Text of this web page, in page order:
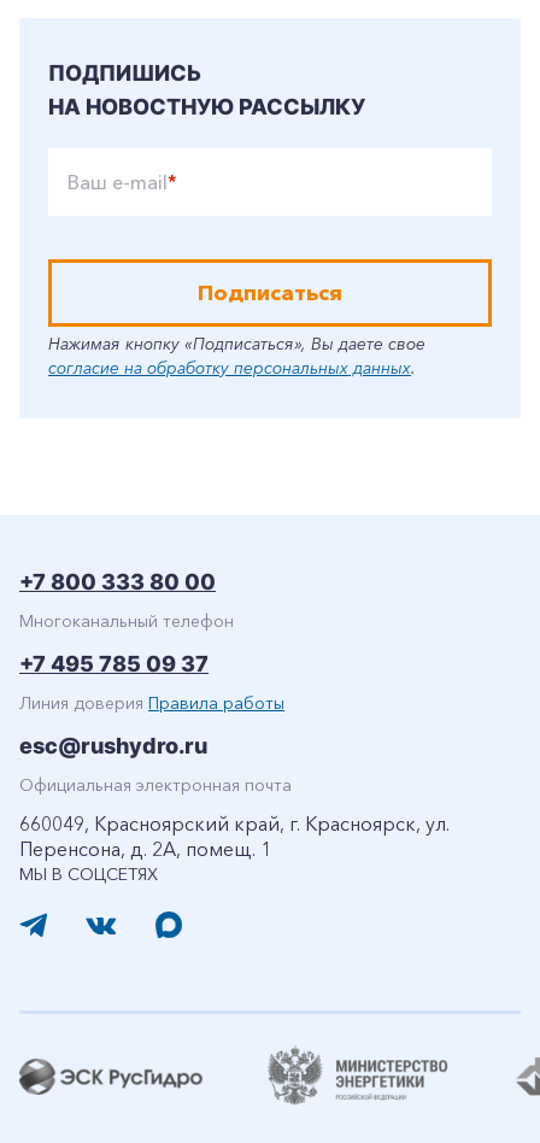
ПОДПИШИСЬ
НА НОВОСТНУЮ РАССЫЛКУ
Ваш e-mail*
Подписаться
Нажимая кнопку «Подписаться», Вы даете свое
согласие на обработку персональных данных.
МЫ В СОЦСЕТЯХ
+7 800 333 80 00
Многоканальный телефон
+7 495 785 09 37
Линия доверия Правила работы
esc@rushydro.ru
Официальная электронная почта
660049, Красноярский край, г. Красноярск, ул.
Перенсона, д. 2А, помещ. 1